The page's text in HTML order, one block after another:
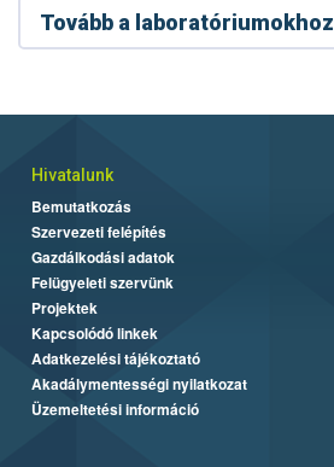
Tovább a laboratóriumokhoz
Hivatalunk
Bemutatkozás
Szervezeti felépítés
Gazdálkodási adatok
Felügyeleti szervünk
Projektek
Kapcsolódó linkek
Adatkezelési tájékoztató
Akadálymentességi nyilatkozat
Üzemeltetési információ